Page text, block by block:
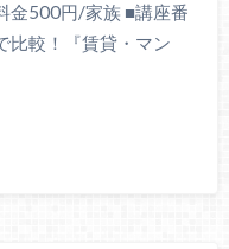
金500円/家族 ■講座番
較！『賃貸・マン